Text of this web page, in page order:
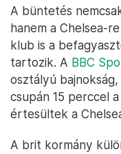
A büntetés
hanem a Chelsea-
klub is a
tartozik. A BBC
osztályú
csupán 15 perccel
értesültek a
A brit kormány